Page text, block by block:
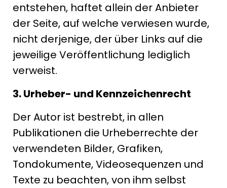
entstehen, haftet allein der Anbieter
der Seite, auf welche verwiesen wurde,
nicht derjenige, der über Links auf die
jeweilige Veröffentlichung lediglich
verweist.
3. Urheber- und Kennzeichenrecht
Der Autor ist bestrebt, in allen
Publikationen die Urheberrechte der
verwendeten Bilder, Grafiken,
Tondokumente, Videosequenzen und
Texte zu beachten, von ihm selbst